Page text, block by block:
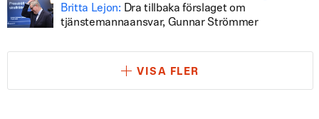
Britta Lejon: Dra tillbaka förslaget om
tjänstemannaansvar, Gunnar Strömmer
VISA FLER